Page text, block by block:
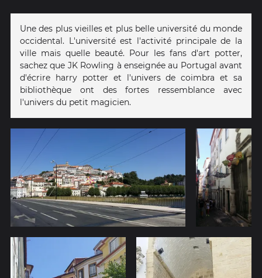
Une des plus vieilles et plus belle université du monde
occidental. L'université est l'activité principale de la
ville mais quelle beauté. Pour les fans d'art potter,
sachez que JK Rowling à enseignée au Portugal avant
d'écrire harry potter et l'univers de coimbra et sa
bibliothèque ont des fortes ressemblance avec
l'univers du petit magicien.